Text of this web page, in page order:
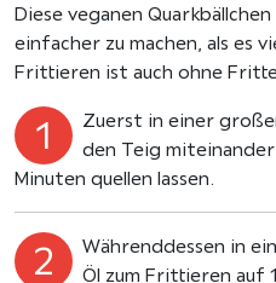
Diese veganen
einfacher zu machen, als es
Frittieren ist auch ohne
Zuerst in einer
den Teig
Minuten quellen lassen.
Währenddessen in
Öl zum Frittieren auf